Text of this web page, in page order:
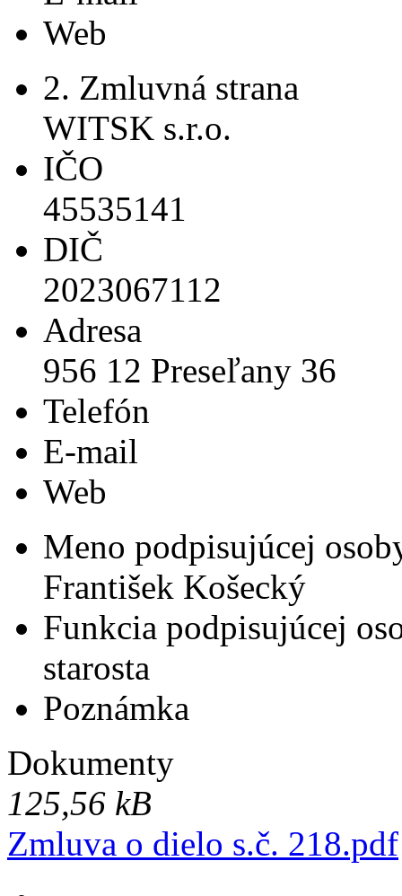
Web
2. Zmluvná strana
WITSK s.r.o.
IČO
45535141
DIČ
2023067112
Adresa
956 12 Preseľany 36
Telefón
E-mail
Web
Meno podpisujúcej
František Košecký
Funkcia podpisujúcej
starosta
Poznámka
Dokumenty
125,56 kB
Zmluva o dielo s.č. 218.pdf